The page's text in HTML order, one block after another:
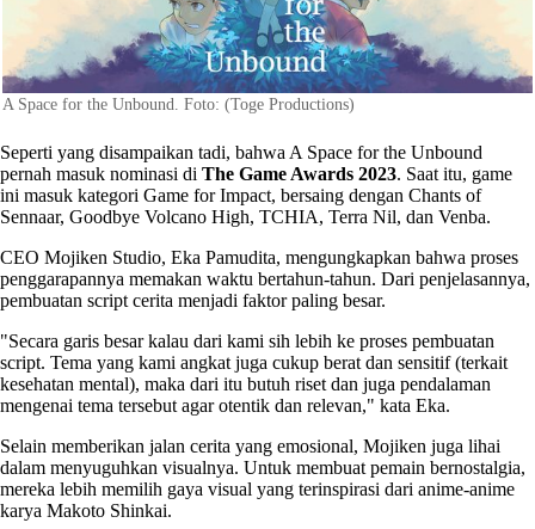
A Space for the Unbound. Foto: (Toge Productions)
Seperti yang disampaikan tadi, bahwa A Space for the Unbound
pernah masuk nominasi di The Game Awards 2023. Saat itu, game
ini masuk kategori Game for Impact, bersaing dengan Chants of
Sennaar, Goodbye Volcano High, TCHIA, Terra Nil, dan Venba.
CEO Mojiken Studio, Eka Pamudita, mengungkapkan bahwa proses
penggarapannya memakan waktu bertahun-tahun. Dari penjelasannya,
pembuatan script cerita menjadi faktor paling besar.
"Secara garis besar kalau dari kami sih lebih ke proses pembuatan
script. Tema yang kami angkat juga cukup berat dan sensitif (terkait
kesehatan mental), maka dari itu butuh riset dan juga pendalaman
mengenai tema tersebut agar otentik dan relevan," kata Eka.
Selain memberikan jalan cerita yang emosional, Mojiken juga lihai
dalam menyuguhkan visualnya. Untuk membuat pemain bernostalgia,
mereka lebih memilih gaya visual yang terinspirasi dari anime-anime
karya Makoto Shinkai.